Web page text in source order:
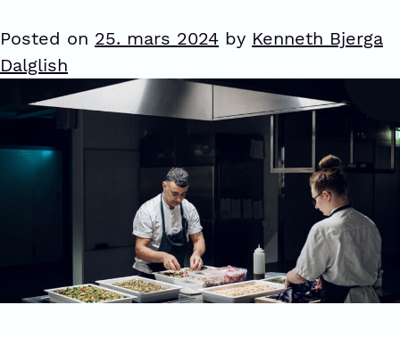
Posted on 25. mars 2024 by Kenneth Bjerga
Dalglish